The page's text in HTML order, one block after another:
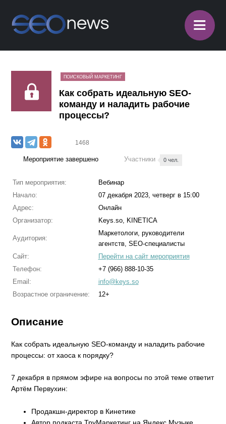
≡
ПОИСКОВЫЙ МАРКЕТИНГ
Как собрать идеальную SEO-
команду и наладить рабочие
процессы?
1468
Мероприятие завершено Участники 0 чел.
Тип мероприятия:
Вебинар
Начало:
07 декабря 2023, четверг в 15:00
Адрес:
Онлайн
Организатор:
Keys.so, KINETICA
Аудитория:
Маркетологи, руководители
агентств, SEO-специалисты
Сайт:
Перейти на сайт мероприятия
Телефон:
+7 (966) 888-10-35
Email:
info@keys.so
Возрастное ограничение:
12+
Описание
Как собрать идеальную SEO-команду и наладить рабочие
процессы: от хаоса к порядку?
7 декабря в прямом эфире на вопросы по этой теме ответит
Артём Первухин:
Продакшн-директор в Кинетике
Автор подкаста ТруМаркетинг на Яндекс.Музыке